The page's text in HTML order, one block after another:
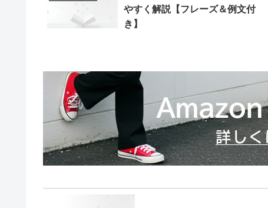
やすく解説【フレーズ＆例文付
き】